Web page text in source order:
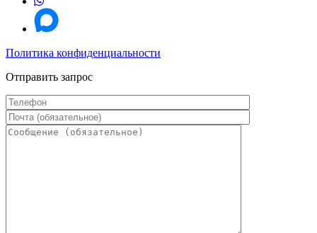
Политика конфиденциальности
Отправить запрос